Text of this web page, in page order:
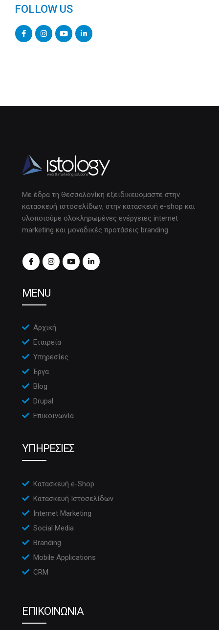
FOLLOW US
Με έδρα τη Θεσσαλονίκη εξειδικευόμαστε στην
κατασκευή ιστοσελίδων, στην κατασκευή e-shop και
υλοποιούμε ολοκληρωμένες ενέργειες internet
marketing και μοναδικές προτάσεις branding.
MENU
Αρχική
Εταιρεία
Υπηρεσίες
Έργα
Blog
Drupal
Επικοινωνία
ΥΠΗΡΕΣΙΕΣ
Κατασκευή e-Shop
Κατασκευή Ιστοσελίδων
Internet Marketing
Social Media
Branding
Mobile Applications
CRM
ΕΠΙΚΟΙΝΩΝΙΑ